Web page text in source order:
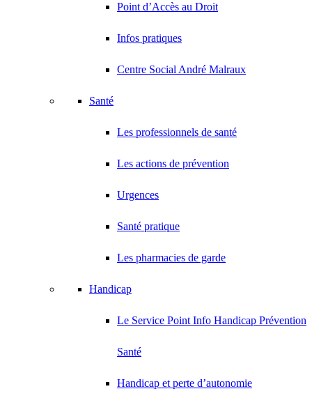
Point d’Accès au Droit
Infos pratiques
Centre Social André Malraux
Santé
Les professionnels de santé
Les actions de prévention
Urgences
Santé pratique
Les pharmacies de garde
Handicap
Le Service Point Info Handicap Prévention
Santé
Handicap et perte d’autonomie